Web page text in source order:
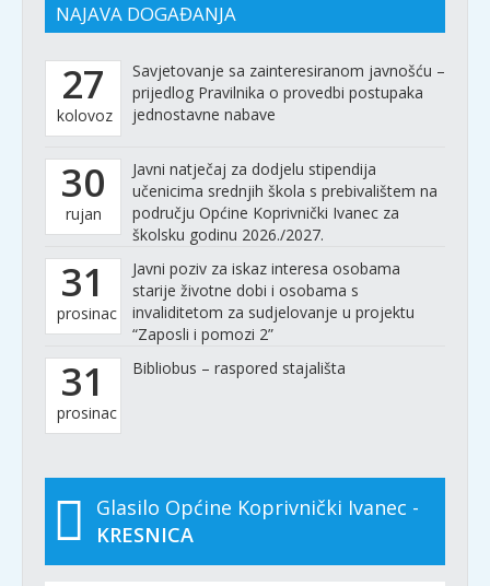
NAJAVA DOGAĐANJA
27
kolovoz
Savjetovanje sa zainteresiranom javnošću –
prijedlog Pravilnika o provedbi postupaka
jednostavne nabave
30
rujan
Javni natječaj za dodjelu stipendija
učenicima srednjih škola s prebivalištem na
području Općine Koprivnički Ivanec za
školsku godinu 2026./2027.
31
prosinac
Javni poziv za iskaz interesa osobama
starije životne dobi i osobama s
invaliditetom za sudjelovanje u projektu
“Zaposli i pomozi 2”
31
prosinac
Bibliobus – raspored stajališta
Glasilo Općine Koprivnički Ivanec -
KRESNICA